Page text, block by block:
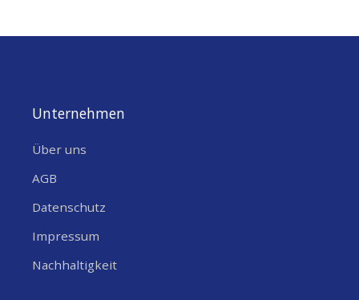
Unternehmen
Über uns
AGB
Datenschutz
Impressum
Nachhaltigkeit